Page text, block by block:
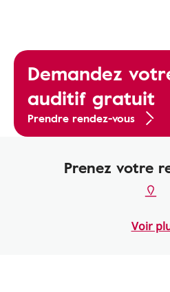
Demandez
auditif gratuit
Prendre rendez-vous
Prenez votre
Voir